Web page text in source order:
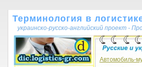
Терминология в
украинско-русско-английский проект -
Автомобиль-